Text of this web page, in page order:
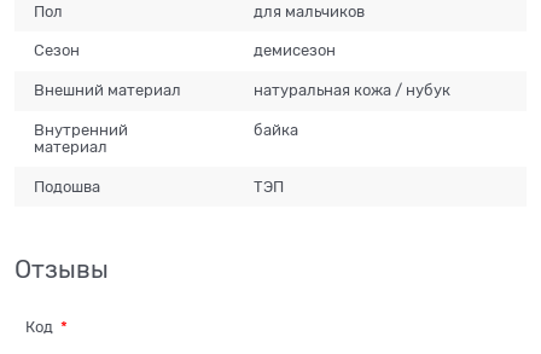
Пол для мальчиков
Сезон демисезон
Внешний материал натуральная кожа / нубук
Внутренний
материал
байка
Подошва ТЭП
Отзывы
Код